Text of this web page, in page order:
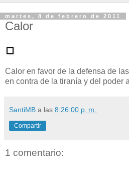
martes, 8 de febrero de 2011
Calor
Calor en favor de la defensa de
en contra de la tiranía y del poder
SantiMB a las 8:26:00 p. m.
Compartir
1 comentario: